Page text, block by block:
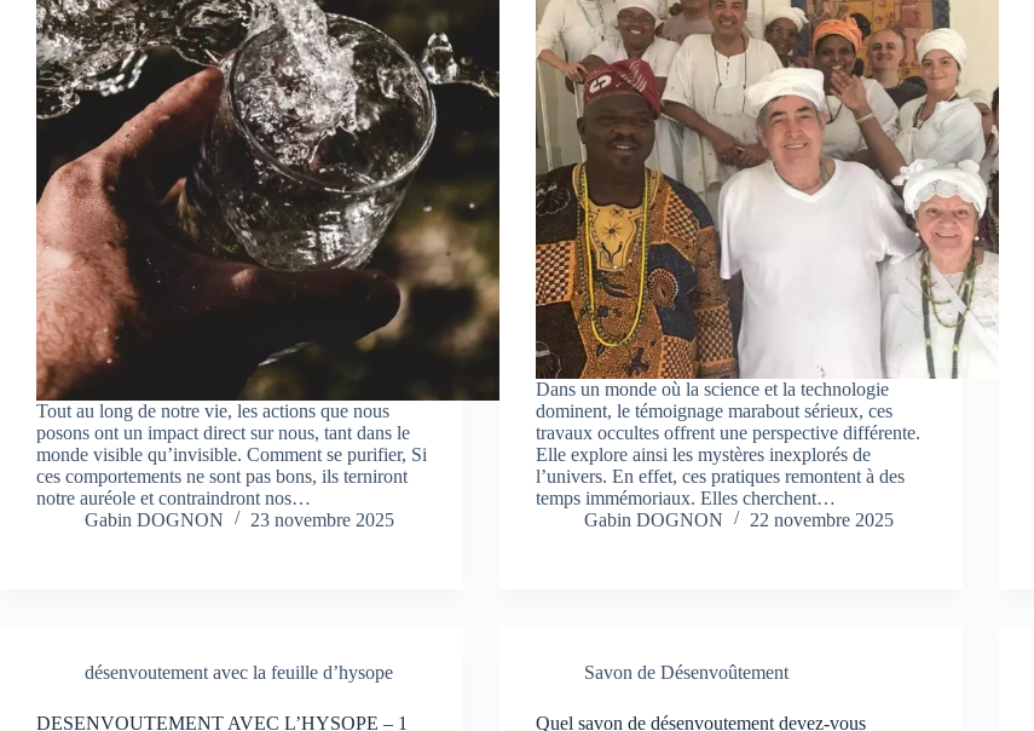
Tout au long de notre vie, les actions que nous
posons ont un impact direct sur nous, tant dans le
monde visible qu’invisible. Comment se purifier, Si
ces comportements ne sont pas bons, ils terniront
notre auréole et contraindront nos…
Gabin DOGNON
23 novembre 2025
Dans un monde où la science et la technologie
dominent, le témoignage marabout sérieux, ces
travaux occultes offrent une perspective différente.
Elle explore ainsi les mystères inexplorés de
l’univers. En effet, ces pratiques remontent à des
temps immémoriaux. Elles cherchent…
Gabin DOGNON
22 novembre 2025
désenvoutement avec la feuille d’hysope
DESENVOUTEMENT AVEC L’HYSOPE – 1
Savon de Désenvoûtement
Quel savon de désenvoutement devez-vous